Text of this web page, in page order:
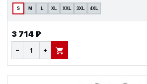
S M L XL XXL 3XL 4XL
3 714 ₽
− + В КОРЗИНУ